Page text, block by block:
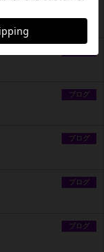
ブログ
ブログ
ブログ
ブログ